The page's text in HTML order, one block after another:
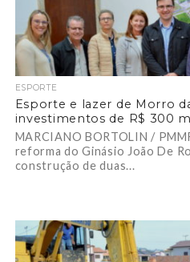
ESPORTE
Esporte e lazer de Morro
investimentos de R$ 300
MARCIANO BORTOLIN /
reforma do Ginásio João De
construção de duas...